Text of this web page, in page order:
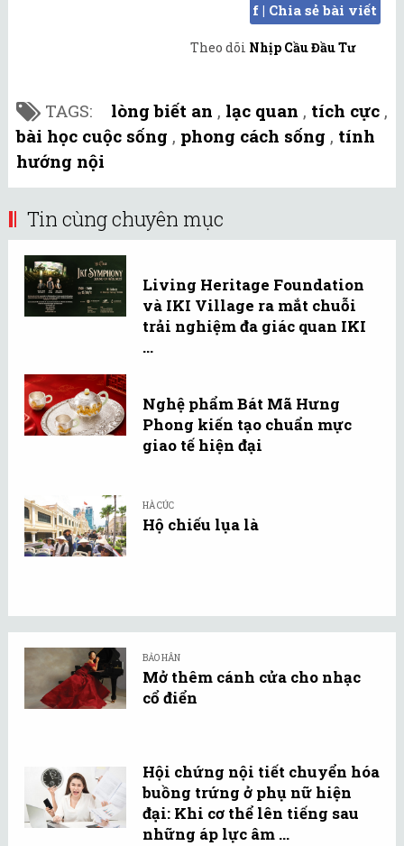
f | Chia sẻ bài viết
Theo dõi Nhịp Cầu Đầu Tư
TAGS: lòng biết an , lạc quan , tích cực ,
bài học cuộc sống , phong cách sống , tính
hướng nội
Tin cùng chuyên mục
Living Heritage Foundation
và IKI Village ra mắt chuỗi
trải nghiệm đa giác quan IKI
...
Nghệ phẩm Bát Mã Hưng
Phong kiến tạo chuẩn mực
giao tế hiện đại
HÀ CÚC
Hộ chiếu lụa là
BẢO HÂN
Mở thêm cánh cửa cho nhạc
cổ điển
Hội chứng nội tiết chuyển hóa
buồng trứng ở phụ nữ hiện
đại: Khi cơ thể lên tiếng sau
những áp lực âm ...